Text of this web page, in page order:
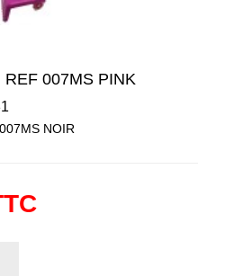
007MS PINK
NOIR